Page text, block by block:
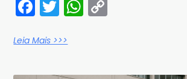
Facebook
TwitterWhatsApp
Leia Mais >>>